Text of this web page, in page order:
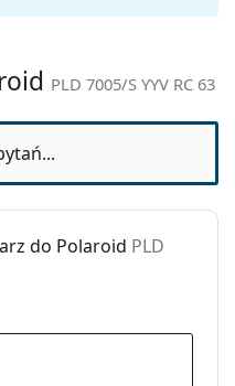
S YYV RC 63
PLD 7005/S YYV RC 63
do Polaroid PLD